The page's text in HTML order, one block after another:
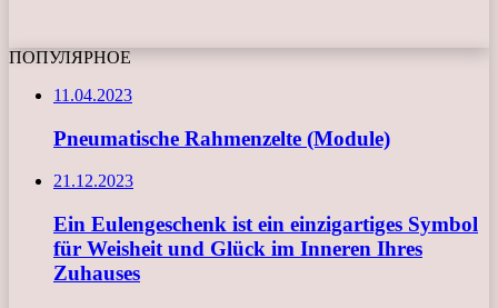
ПОПУЛЯРНОЕ
11.04.2023
Pneumatische Rahmenzelte (Module)
21.12.2023
Ein Eulengeschenk ist ein einzigartiges Symbol
für Weisheit und Glück im Inneren Ihres
Zuhauses